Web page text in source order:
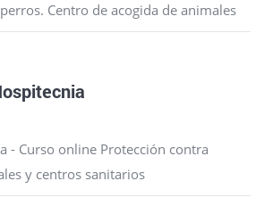
Centro de acogida de animales
- Curso online Protección contra
y centros sanitarios